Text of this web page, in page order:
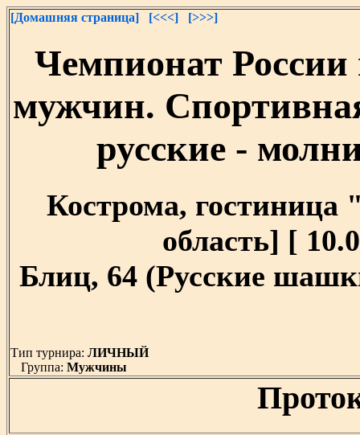
[Домашняя страница] [<<<] [>>>]
Чемпионат России
мужчин.
русские -
Кострома, гостиница
область] [
Блиц, 64 (Русские
Тип турнира: ЛИЧНЫЙ
Группа: Мужчины